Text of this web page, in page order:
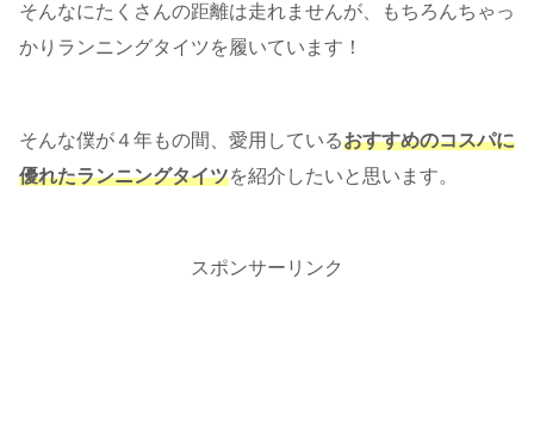
そんなにたくさんの距離は走れませんが、もちろんちゃっ
かりランニングタイツを履いています！
そんな僕が４年もの間、愛用しているおすすめのコスパに
優れたランニングタイツを紹介したいと思います。
スポンサーリンク